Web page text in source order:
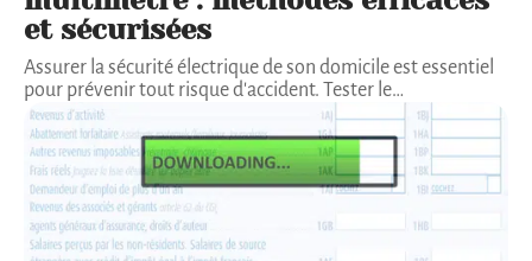
et sécurisées
Assurer la sécurité électrique de son domicile est essentiel
pour prévenir tout risque d'accident. Tester le…